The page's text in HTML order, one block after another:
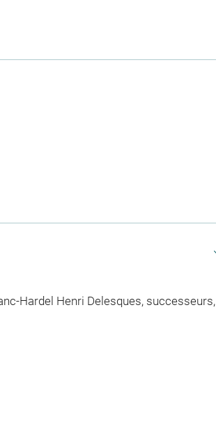
Hardel Henri Delesques, successeurs,